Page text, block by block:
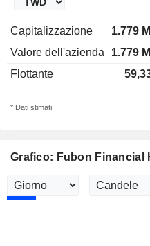
Capitalizzazione 1.779
Valore dell'azienda
1.779
Flottante
* Dati stimati
Grafico: Fubon Financial